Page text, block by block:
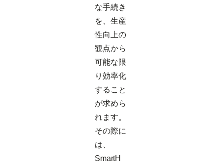
な手続き
を、生産
性向上の
観点から
可能な限
り効率化
すること
が求めら
れます。
その際に
は、
SmartH